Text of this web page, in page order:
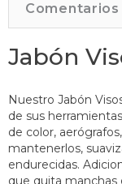
Comentarios
Jabón
Nuestro Jabón
de sus
de color,
mantenerlos,
endurecidas.